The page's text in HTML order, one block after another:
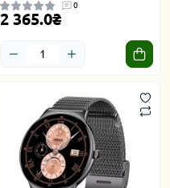
0
2 365.0₴